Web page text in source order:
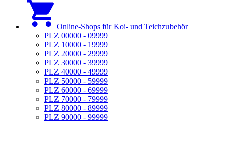
Online-Shops für Koi- und Teichzubehör
PLZ 00000 - 09999
PLZ 10000 - 19999
PLZ 20000 - 29999
PLZ 30000 - 39999
PLZ 40000 - 49999
PLZ 50000 - 59999
PLZ 60000 - 69999
PLZ 70000 - 79999
PLZ 80000 - 89999
PLZ 90000 - 99999